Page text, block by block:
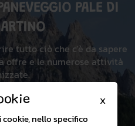
PALE DI
tutto ciò che c'è da sapere
offre e le numerose attività
il sito X
nello specifico